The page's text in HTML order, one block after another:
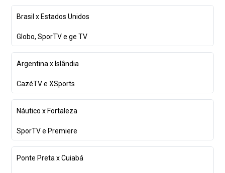
Brasil x Estados Unidos
Globo, SporTV e ge TV
Argentina x Islândia
CazéTV e XSports
Náutico x Fortaleza
SporTV e Premiere
Ponte Preta x Cuiabá